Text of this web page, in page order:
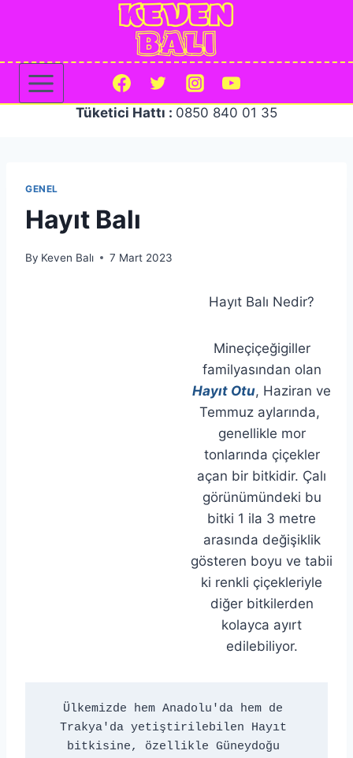
Tüketici Hattı : 0850 840 01 35
GENEL
Hayıt Balı
By Keven Balı 7 Mart 2023
Hayıt Balı Nedir?
Mineçiçeğigiller
familyasından olan
Hayıt Otu, Haziran ve
Temmuz aylarında,
genellikle mor
tonlarında çiçekler
açan bir bitkidir. Çalı
görünümündeki bu
bitki 1 ila 3 metre
arasında değişiklik
gösteren boyu ve tabii
ki renkli çiçekleriyle
diğer bitkilerden
kolayca ayırt
edilebiliyor.
Ülkemizde hem Anadolu'da hem de
Trakya'da yetiştirilebilen Hayıt
bitkisine, özellikle Güneydoğu